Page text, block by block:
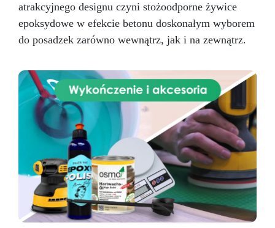
atrakcyjnego designu czyni stożoodporne żywice
epoksydowe w efekcie betonu doskonałym wyborem
do posadzek zarówno wewnątrz, jak i na zewnątrz.